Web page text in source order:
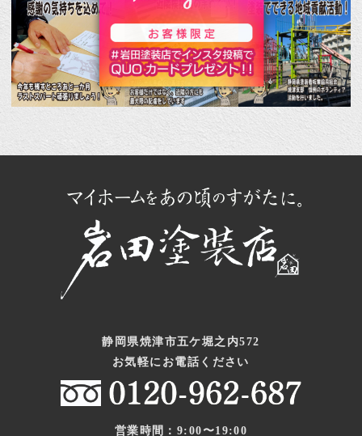
静岡県焼津市五ケ堀之内572
お気軽にお電話ください
営業時間：9:00〜19:00